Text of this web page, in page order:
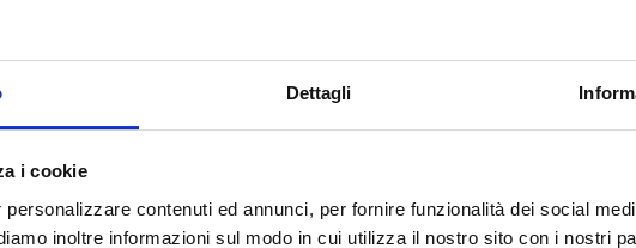
Dettagli
i cookie
contenuti ed annunci, per fornire funzionalità dei social
inoltre informazioni sul modo in cui utilizza il nostro sito con i nostri
e direzione In collaborazione con